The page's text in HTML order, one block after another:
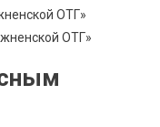
ОТГ»
ОТГ»